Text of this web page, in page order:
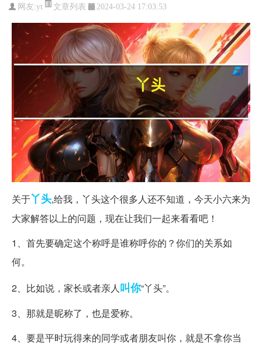
网友:yt 文章列表 2024-03-24 17:03:53
关于丫头,给我，丫头这个很多人还不知道，今天小六来为
大家解答以上的问题，现在让我们一起来看看吧！
1、首先要确定这个称呼是谁称呼你的？你们的关系如
何。
2、比如说，家长或者亲人叫你“丫头”。
3、那就是昵称了，也是爱称。
4、要是平时玩得来的同学或者朋友叫你，就是不拿你当